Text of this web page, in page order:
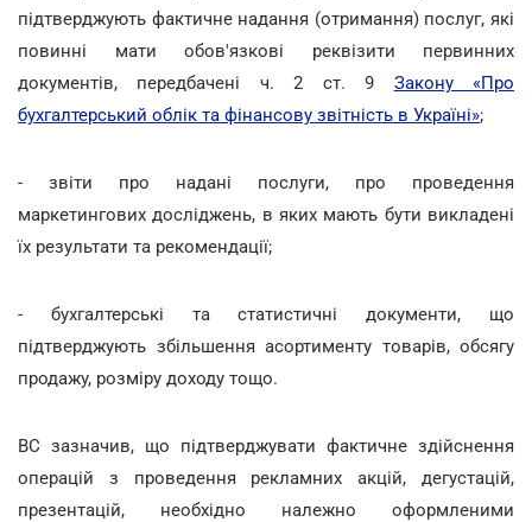
підтверджують фактичне надання (отримання) послуг, які
повинні мати обов'язкові реквізити первинних
документів, передбачені ч. 2 ст. 9 Закону «Про
бухгалтерський облік та фінансову звітність в Україні»;
- звіти про надані послуги, про проведення
маркетингових досліджень, в яких мають бути викладені
їх результати та рекомендації;
- бухгалтерські та статистичні документи, що
підтверджують збільшення асортименту товарів, обсягу
продажу, розміру доходу тощо.
ВС зазначив, що підтверджувати фактичне здійснення
операцій з проведення рекламних акцій, дегустацій,
презентацій, необхідно належно оформленими